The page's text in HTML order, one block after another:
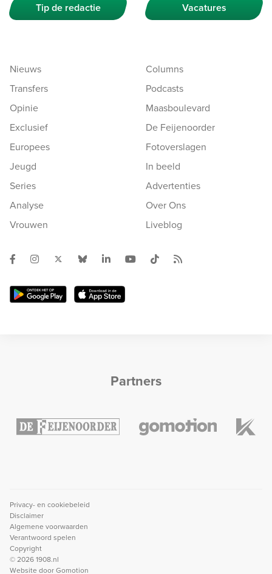
Tip de redactie Vacatures
Nieuws
Transfers
Opinie
Exclusief
Europees
Jeugd
Series
Analyse
Vrouwen
Columns
Podcasts
Maasboulevard
De Feijenoorder
Fotoverslagen
In beeld
Advertenties
Over Ons
Liveblog
Partners
Privacy- en cookiebeleid
Disclaimer
Algemene voorwaarden
Verantwoord spelen
Copyright
© 2026 1908.nl
Website doorGomotion